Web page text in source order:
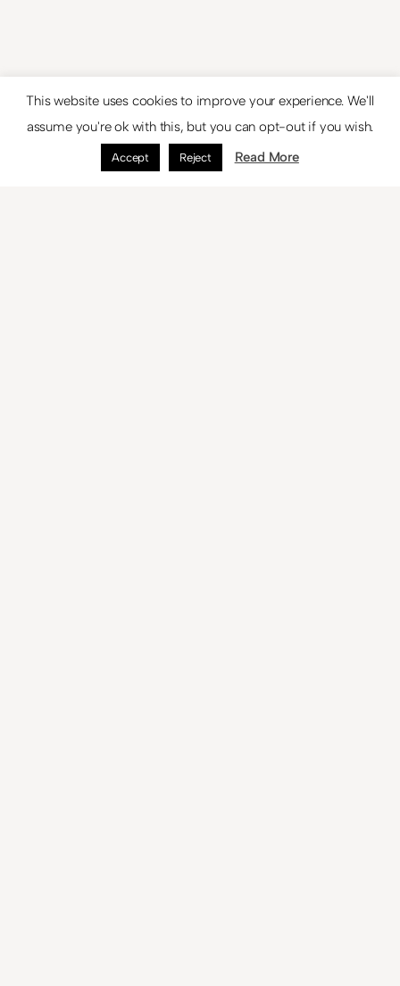
This website uses cookies to improve your experience. We'll
assume you're ok with this, but you can opt-out if you wish.
Accept Reject Read More